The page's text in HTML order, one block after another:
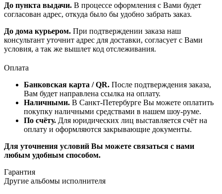
До пункта выдачи. В процессе оформления с Вами будет
согласован адрес, откуда было бы удобно забрать заказ.
До дома курьером. При подтверждении заказа наш
консультант уточнит адрес для доставки, согласует с Вами
условия, а так же вышлет код отслеживания.
Оплата
Банковская карта / QR. После подтверждения заказа,
Вам будет направлена ссылка на оплату.
Наличными. В Санкт-Петербурге Вы можете оплатить
покупку наличными средствами в нашем шоу-руме.
По счёту. Для юридических лиц выставляется счёт на
оплату и оформляются закрывающие документы.
Для уточнения условий Вы можете связаться с нами
любым удобным способом.
Гарантия
Другие альбомы исполнителя